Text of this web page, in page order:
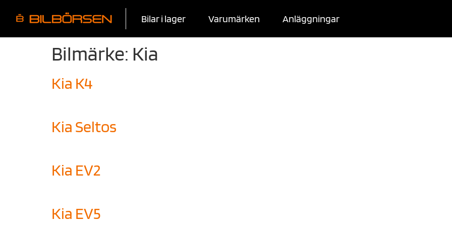
Bilar i lager Varumärken Anläggningar
Bilmärke: Kia
Kia K4
Kia Seltos
Kia EV2
Kia EV5